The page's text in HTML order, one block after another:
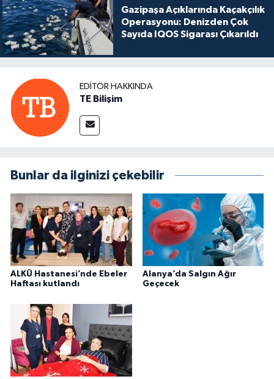
Gazipaşa Açıklarında Kaçakçılık
Operasyonu: Denizden Çok
Sayıda IQOS Sigarası Çıkarıldı
EDITÖR HAKKINDA
TE Bilişim
Bunlar da ilginizi çekebilir
ALKÜ Hastanesi’nde Ebeler
Haftası kutlandı
Alanya’da Salgın Ağır
Geçecek